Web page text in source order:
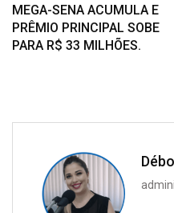
MEGA-SENA ACUMULA E
PRÊMIO PRINCIPAL SOBE
PARA R$ 33 MILHÕES.